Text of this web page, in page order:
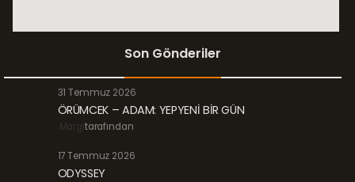
Son Gönderiler
31 Temmuz 2026
ÖRÜMCEK – ADAM: YEPYENİ BİR GÜN
Margitarafından
17 Temmuz 2026
ODYSSEY